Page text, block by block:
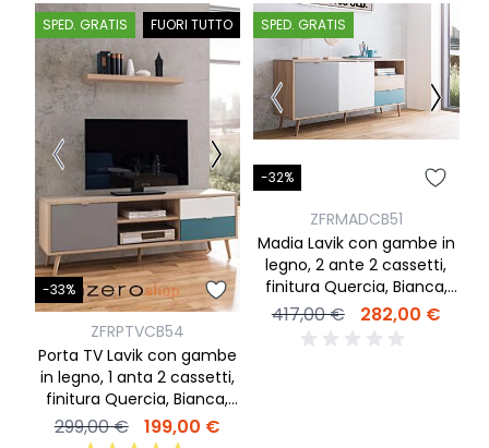
SPED. GRATIS FUORI TUTTO
-33%
ZFRPTVCB54
Porta TV Lavik con gambe
in legno, 1 anta 2 cassetti,
finitura Quercia, Bianca,
Petrolio e Grigia
299,00 € 199,00 €
SPED. GRATIS
-32%
ZFRMADCB51
Madia Lavik con gambe in
legno, 2 ante 2 cassetti,
finitura Quercia, Bianca,
Petrolio e Grigia
417,00 € 282,00 €